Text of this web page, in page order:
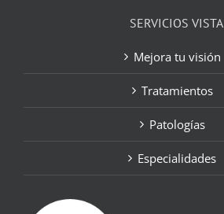
SERVICIOS VISTA
Mejora tu visión
Tratamientos
Patologías
Especialidades